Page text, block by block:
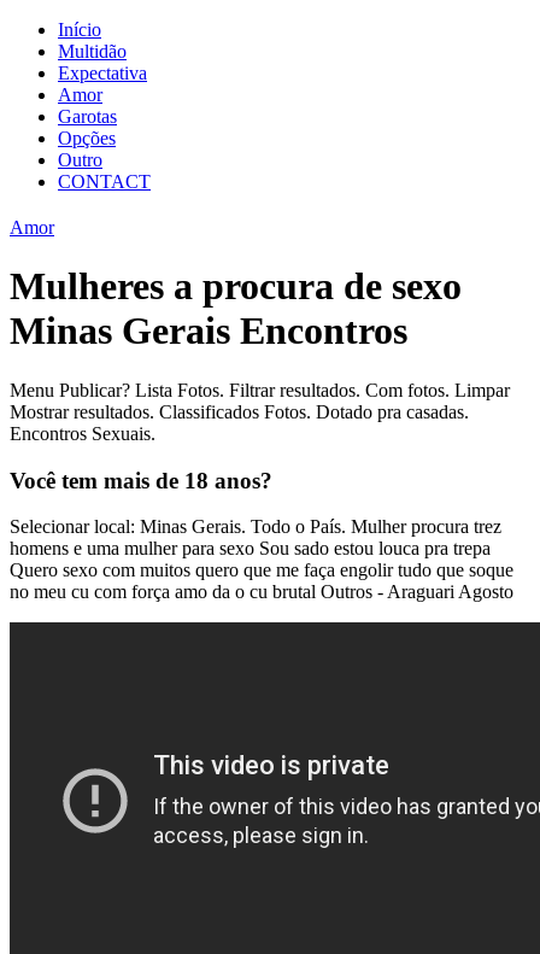
Início
Multidão
Expectativa
Amor
Garotas
Opções
Outro
CONTACT
Amor
Mulheres a procura de sexo
Minas Gerais Encontros
Menu Publicar? Lista Fotos. Filtrar resultados. Com fotos. Limpar
Mostrar resultados. Classificados Fotos. Dotado pra casadas.
Encontros Sexuais.
Você tem mais de 18 anos?
Selecionar local: Minas Gerais. Todo o País. Mulher procura trez
homens e uma mulher para sexo Sou sado estou louca pra trepa
Quero sexo com muitos quero que me faça engolir tudo que soque
no meu cu com força amo da o cu brutal Outros - Araguari Agosto